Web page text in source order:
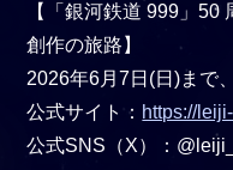
【「銀河鉄道 999」
創作の旅路】
2026年6月7日(日)まで
公式サイト： https://
公式SNS（X）：